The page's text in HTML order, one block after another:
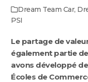
Dream Team Car,
PSI
Le partage de
également partie de
avons développé
Écoles de